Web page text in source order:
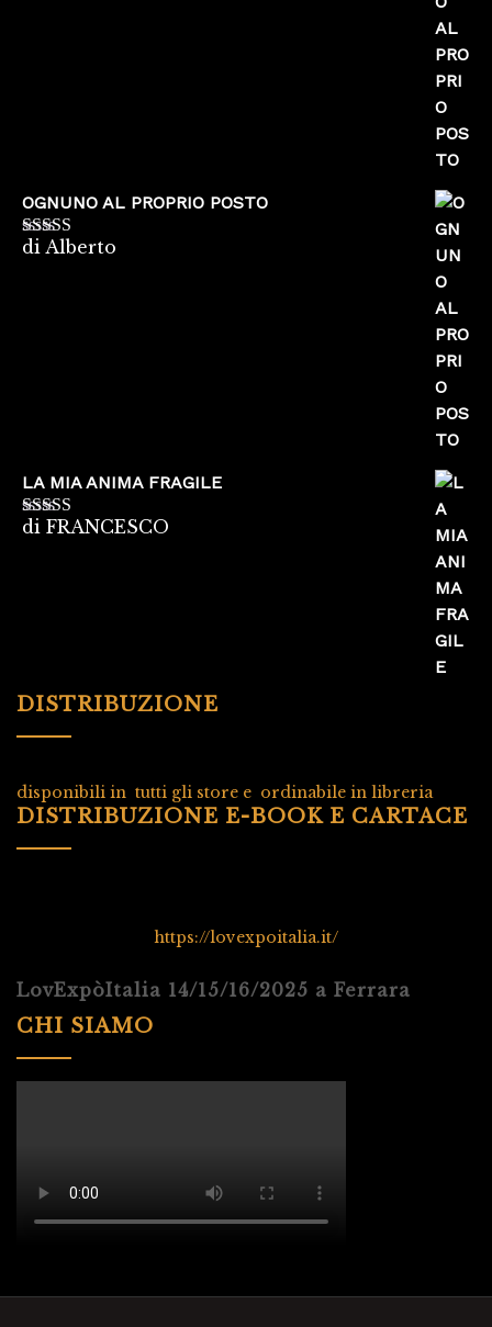
OGNUNO AL PROPRIO POSTO
Valutato5su
di Alberto
LA MIA ANIMA FRAGILE
Valutato5su
di FRANCESCO
DISTRIBUZIONE
disponibili in tutti gli store e ordinabile in libreria
DISTRIBUZIONE E-BOOK E CARTACE
https://lovexpoitalia.it/
LovExpòItalia 14/15/16/2025 a Ferrara
CHI SIAMO